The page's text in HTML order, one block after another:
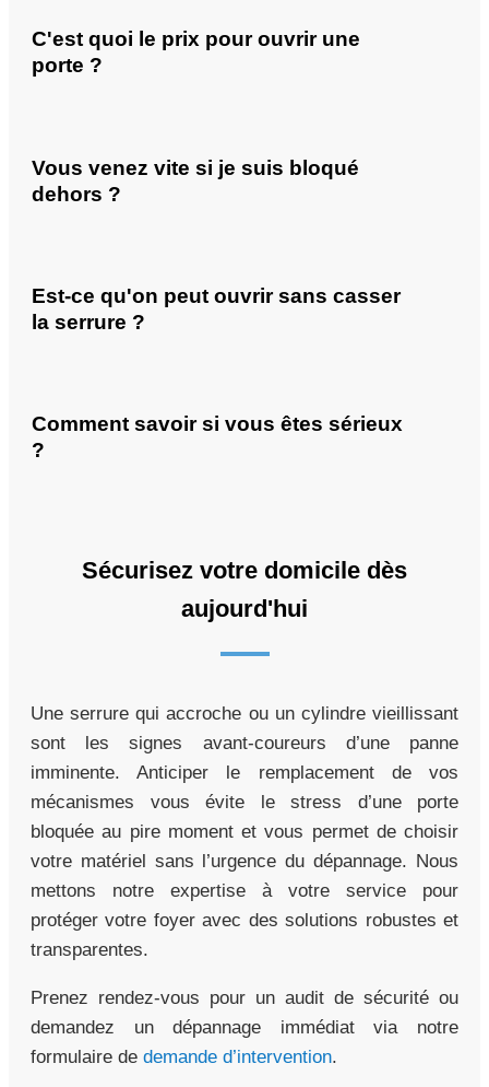
C'est quoi le prix pour ouvrir une
porte ?
Vous venez vite si je suis bloqué
dehors ?
Est-ce qu'on peut ouvrir sans casser
la serrure ?
Comment savoir si vous êtes sérieux
?
Sécurisez votre domicile dès
aujourd'hui
Une serrure qui accroche ou un cylindre vieillissant
sont les signes avant-coureurs d’une panne
imminente. Anticiper le remplacement de vos
mécanismes vous évite le stress d’une porte
bloquée au pire moment et vous permet de choisir
votre matériel sans l’urgence du dépannage. Nous
mettons notre expertise à votre service pour
protéger votre foyer avec des solutions robustes et
transparentes.
Prenez rendez-vous pour un audit de sécurité ou
demandez un dépannage immédiat via notre
formulaire de demande d’intervention.